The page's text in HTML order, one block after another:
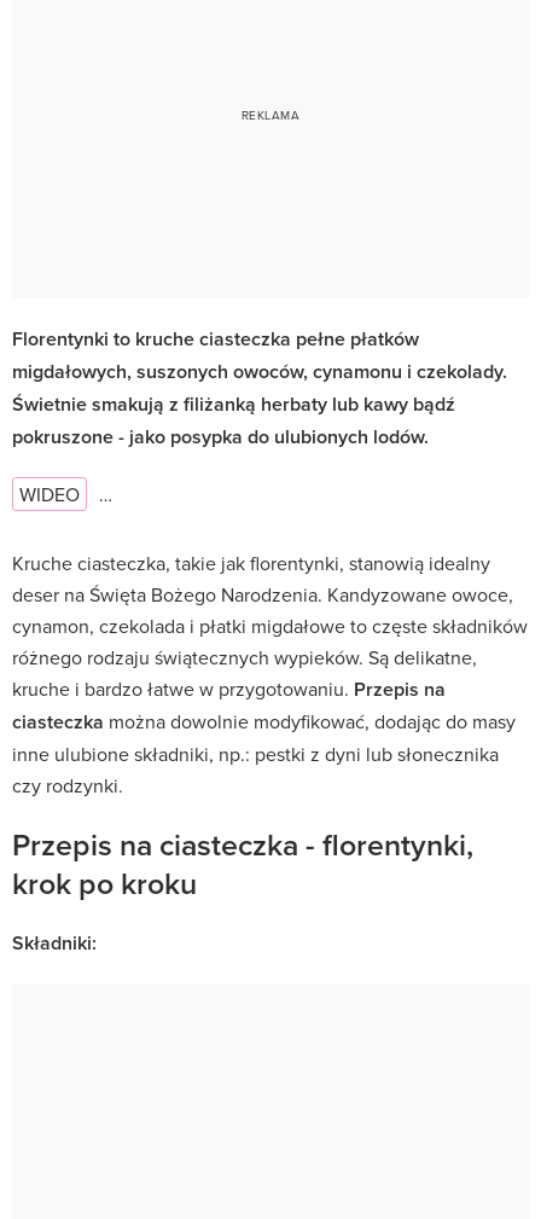
Florentynki to kruche ciasteczka pełne płatków
migdałowych, suszonych owoców, cynamonu i czekolady.
Świetnie smakują z filiżanką herbaty lub kawy bądź
pokruszone - jako posypka do ulubionych lodów.
WIDEO …
Kruche ciasteczka, takie jak florentynki, stanowią idealny
deser na Święta Bożego Narodzenia. Kandyzowane owoce,
cynamon, czekolada i płatki migdałowe to częste składników
różnego rodzaju świątecznych wypieków. Są delikatne,
kruche i bardzo łatwe w przygotowaniu. Przepis na
ciasteczka można dowolnie modyfikować, dodając do masy
inne ulubione składniki, np.: pestki z dyni lub słonecznika
czy rodzynki.
Przepis na ciasteczka - florentynki,
krok po kroku
Składniki: